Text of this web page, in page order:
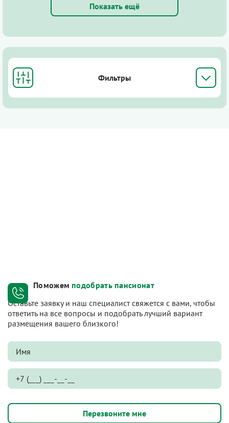
Показать ещё
Фильтры
Поможем подобрать пансионат
Оставьте заявку и наш специалист свяжется с вами, чтобы
ответить на все вопросы и подобрать лучший вариант
размещения вашего близкого!